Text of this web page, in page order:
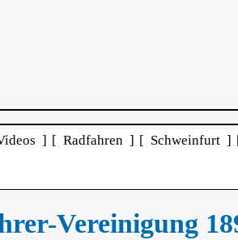
] [ Radfahren ] [ Schweinfurt ]
Vereinigung